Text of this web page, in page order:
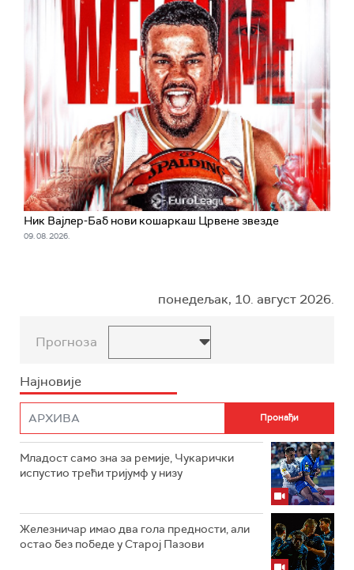
Ник Вајлер-Баб нови кошаркаш Црвене звезде
09. 08. 2026.
понедељак, 10. август 2026.
Прогноза
Најновије
Младост само зна за ремије, Чукарички
испустио трећи тријумф у низу
Железничар имао два гола предности, али
остао без победе у Старој Пазови